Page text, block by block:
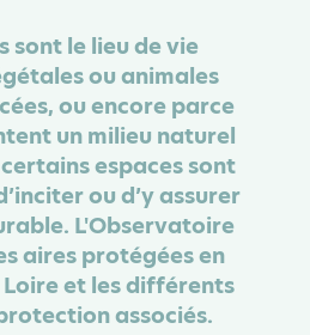
sont le lieu de vie
ou animales
ou encore parce
un milieu naturel
espaces sont
ou d’y assurer
L'Observatoire
aires protégées en
et les différents
associés.